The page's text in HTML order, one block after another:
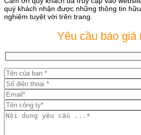
quý khách nhận được những thông tin
nghiệm tuyệt vời trên trang.
Yêu cầu báo giá